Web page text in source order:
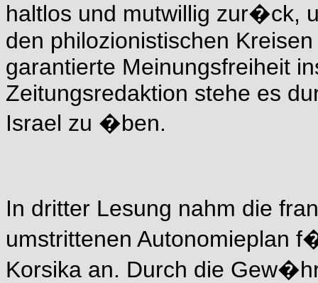
haltlos und mutwillig zur�ck,
den philozionistischen
garantierte Meinungsfreiheit
Zeitungsredaktion stehe es
Israel zu �ben.
In dritter Lesung nahm die
umstrittenen Autonomieplan
Korsika an. Durch die